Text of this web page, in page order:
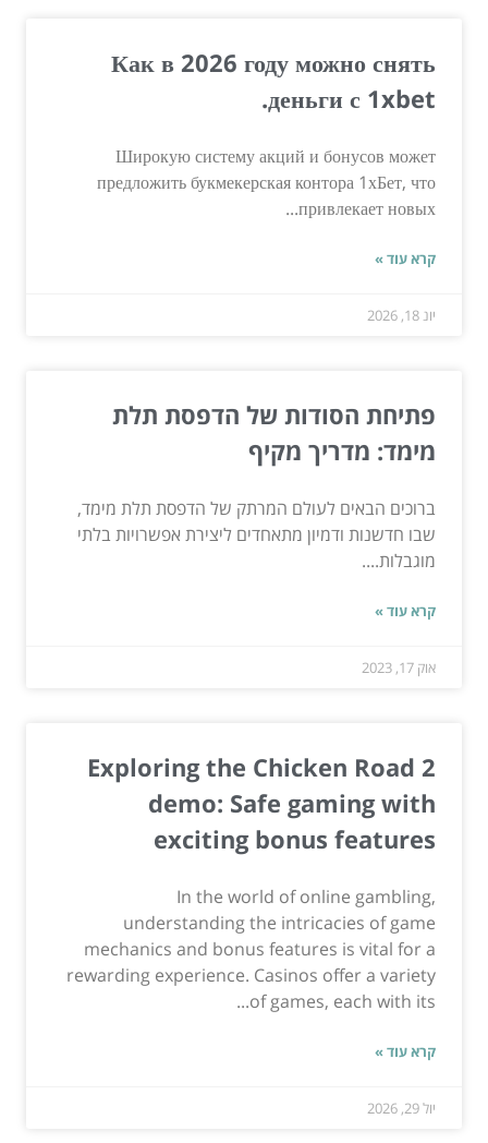
Как в 2026 году можно снять
деньги с 1xbet.
Широкую систему акций и бонусов может
предложить букмекерская контора 1хБет, что
привлекает новых...
קרא עוד »
יונ 18, 2026
פתיחת הסודות של הדפסת תלת
מימד: מדריך מקיף
ברוכים הבאים לעולם המרתק של הדפסת תלת מימד,
שבו חדשנות ודמיון מתאחדים ליצירת אפשרויות בלתי
מוגבלות....
קרא עוד »
אוק 17, 2023
Exploring the Chicken Road 2
demo: Safe gaming with
exciting bonus features
In the world of online gambling,
understanding the intricacies of game
mechanics and bonus features is vital for a
rewarding experience. Casinos offer a variety
of games, each with its...
קרא עוד »
יול 29, 2026